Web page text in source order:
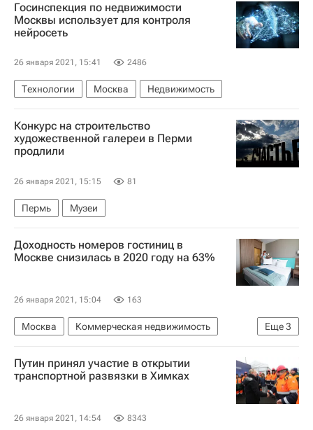
Госинспекция по недвижимости
Москвы использует для контроля
нейросеть
26 января 2021, 15:41 2486
Технологии Москва Недвижимость
Конкурс на строительство
художественной галереи в Перми
продлили
26 января 2021, 15:15 81
Пермь Музеи
Доходность номеров гостиниц в
Москве снизилась в 2020 году на 63%
26 января 2021, 15:04 163
Еще3
Москва
Коммерческая недвижимость
CBRE
Отели Гостиницы
Путин принял участие в открытии
транспортной развязки в Химках
26 января 2021, 14:54 8343